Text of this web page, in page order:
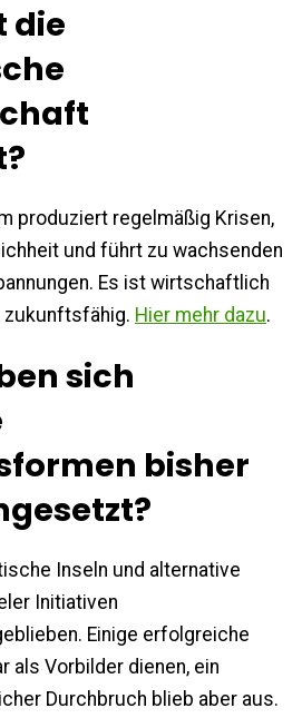
die
produziert regelmäßig Krisen,
und führt zu wachsenden
Es ist wirtschaftlich
zukunftsfähig. Hier mehr dazu.
sich
bisher
Inseln und alternative
Initiativen
Einige erfolgreiche
als Vorbilder dienen, ein
Durchbruch blieb aber aus.